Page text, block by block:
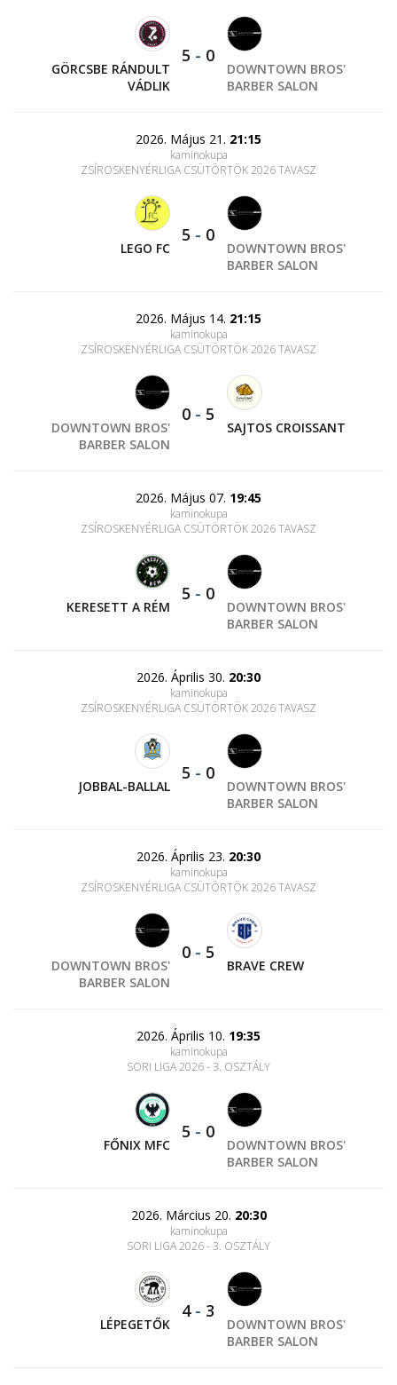
GÖRCSBE RÁNDULT
VÁDLIK
5 - 0
DOWNTOWN BROS'
BARBER SALON
2026. Május 21. 21:15
kaminokupa
ZSÍROSKENYÉRLIGA CSÜTÖRTÖK 2026 TAVASZ
LEGO FC
5 - 0
DOWNTOWN BROS'
BARBER SALON
2026. Május 14. 21:15
kaminokupa
ZSÍROSKENYÉRLIGA CSÜTÖRTÖK 2026 TAVASZ
DOWNTOWN BROS'
BARBER SALON
0 - 5
SAJTOS CROISSANT
2026. Május 07. 19:45
kaminokupa
ZSÍROSKENYÉRLIGA CSÜTÖRTÖK 2026 TAVASZ
KERESETT A RÉM
5 - 0
DOWNTOWN BROS'
BARBER SALON
2026. Április 30. 20:30
kaminokupa
ZSÍROSKENYÉRLIGA CSÜTÖRTÖK 2026 TAVASZ
JOBBAL-BALLAL
5 - 0
DOWNTOWN BROS'
BARBER SALON
2026. Április 23. 20:30
kaminokupa
ZSÍROSKENYÉRLIGA CSÜTÖRTÖK 2026 TAVASZ
DOWNTOWN BROS'
BARBER SALON
0 - 5
BRAVE CREW
2026. Április 10. 19:35
kaminokupa
SORI LIGA 2026 - 3. OSZTÁLY
FŐNIX MFC
5 - 0
DOWNTOWN BROS'
BARBER SALON
2026. Március 20. 20:30
kaminokupa
SORI LIGA 2026 - 3. OSZTÁLY
LÉPEGETŐK
4- 3
DOWNTOWN BROS'
BARBER SALON